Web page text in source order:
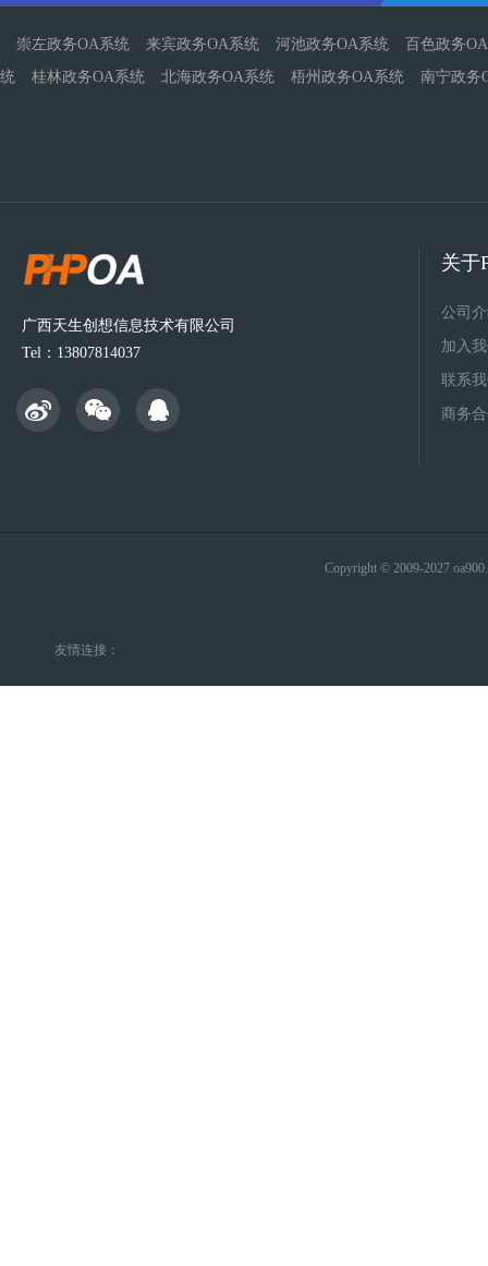
崇左政务OA系统 来宾政务OA系统 河池政务OA系统
百色政务
统
桂林政务OA系统 北海政务OA系统 梧州政务OA系统 南宁政务
广西天生创想信息技术有限公司
Tel：13807814037
关于
公司
加入
联系
商务
Copyright © 2009-2027
友情连接：